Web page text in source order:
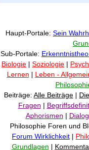
Haupt-Portale: Sein
Sub-Portale:
Biologie | Soziologie |
Lernen | Leben -
Beiträge: Alle Beiträge |
Fragen |
Aphorismen |
Philosophie Foren und
Forum Wirklichkeit |
Grundlagen |